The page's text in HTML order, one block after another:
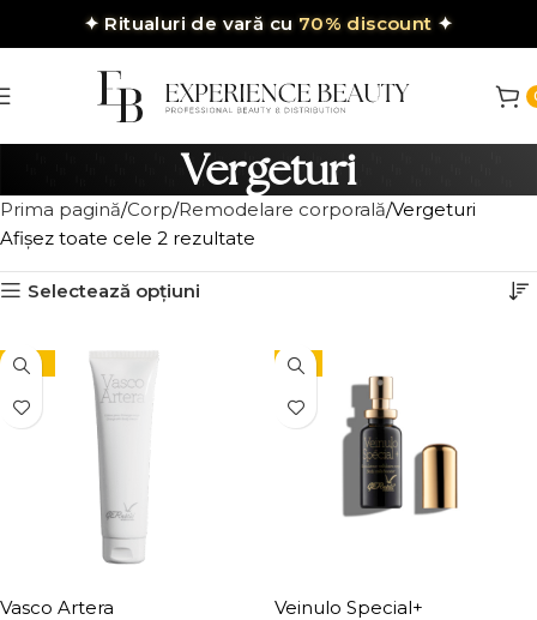
✦Ritualuri de vară cu 70% discount ✦
Vergeturi
Prima pagină Corp Remodelare corporală Vergeturi
Afișez toate cele 2 rezultate
Selectează opțiuni
-10%
Vasco Artera
-5%
Veinulo Special+